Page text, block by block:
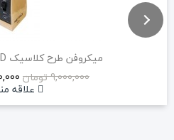
میکروفن طرح کلاسیک RETRO 60s GOLD
9,000,000 تومان
علاقه